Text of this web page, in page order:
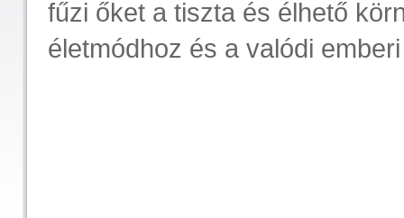
fűzi őket a tiszta és élhető
életmódhoz és a valódi